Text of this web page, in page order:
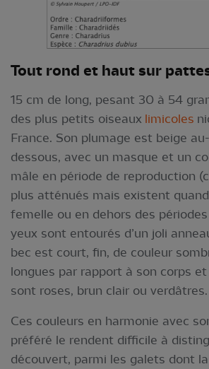
Tout rond et haut sur
15 cm de long, pesant 30 à 54
des plus petits oiseaux limicoles
France. Son plumage est beige
dessous, avec un masque et un
mâle en période de reproduction
plus atténués mais existent
femelle ou en dehors des
yeux sont entourés d’un joli
bec est court, fin, de couleur
longues par rapport à son corps
sont roses, brun clair ou verdâtres.
Ces couleurs en harmonie avec
préféré le rendent difficile à
découvert, parmi les galets dont